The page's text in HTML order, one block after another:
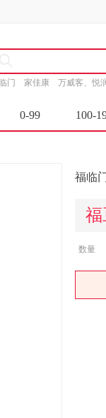
门 家佳康 万威客、悦
0-99 100-
福临
福
数量